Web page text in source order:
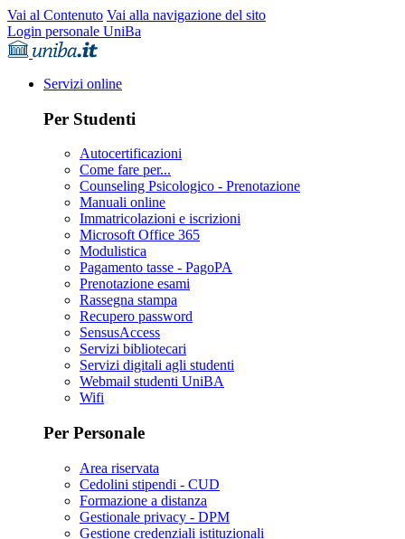
Vai al Contenuto Vai alla navigazione del sito
Login personale UniBa
Servizi online
Per Studenti
Autocertificazioni
Come fare per...
Counseling Psicologico - Prenotazione
Manuali online
Immatricolazioni e iscrizioni
Microsoft Office 365
Modulistica
Pagamento tasse - PagoPA
Prenotazione esami
Rassegna stampa
Recupero password
SensusAccess
Servizi bibliotecari
Servizi digitali agli studenti
Webmail studenti UniBA
Wifi
Per Personale
Area riservata
Cedolini stipendi - CUD
Formazione a distanza
Gestionale privacy - DPM
Gestione credenziali istituzionali